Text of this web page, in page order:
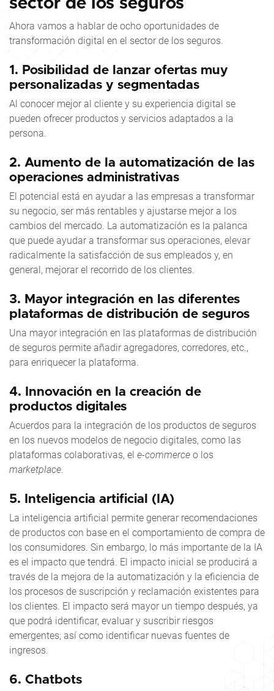
sector de los seguros
Ahora vamos a hablar de ocho oportunidades de
transformación digital en el sector de los seguros.
1. Posibilidad de lanzar ofertas muy
personalizadas y segmentadas
Al conocer mejor al cliente y su experiencia digital se
pueden ofrecer productos y servicios adaptados a la
persona.
2. Aumento de la automatización de las
operaciones administrativas
El potencial está en ayudar a las empresas a transformar
su negocio, ser más rentables y ajustarse mejor a los
cambios del mercado. La automatización es la palanca
que puede ayudar a transformar sus operaciones, elevar
radicalmente la satisfacción de sus empleados y, en
general, mejorar el recorrido de los clientes.
3. Mayor integración en las diferentes
plataformas de distribución de seguros
Una mayor integración en las plataformas de distribución
de seguros permite añadir agregadores, corredores, etc.,
para enriquecer la plataforma.
4.
Innovación en la creación de
productos digitales
Acuerdos para la integración de los productos de seguros
en los nuevos modelos de negocio digitales, como las
plataformas colaborativas, el e-commerce o los
marketplace.
5. Inteligencia artificial (IA)
La inteligencia artificial permite generar recomendaciones
de productos con base en el comportamiento de compra de
los consumidores. Sin embargo, lo más importante de la IA
es el impacto que tendrá. El impacto inicial se producirá a
través de la mejora de la automatización y la eficiencia de
los procesos de suscripción y reclamación existentes para
los clientes. El impacto será mayor un tiempo después, ya
que podrá identificar, evaluar y suscribir riesgos
emergentes; así como identificar nuevas fuentes de
ingresos.
6. Chatbots